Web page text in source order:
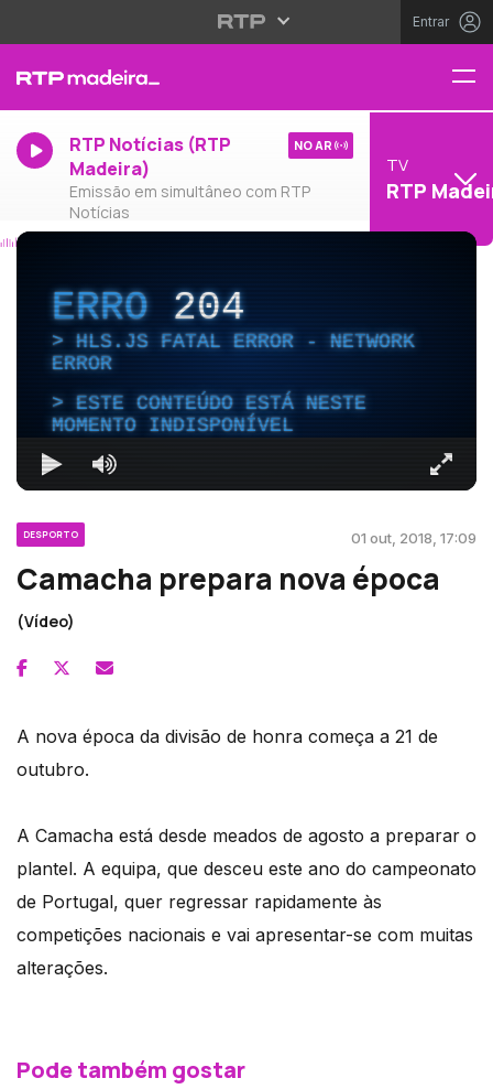
Entrar
RTP Notícias (RTP
Madeira)
Emissão em simultâneo com RTP
Notícias
NO AR
TV
RTP
ERRO204
HLS.JS FATAL ERROR - NETWORK
ERROR
ESTE CONTEÚDO ESTÁ NESTE
MOMENTO INDISPONÍVEL
DESPORTO 01 out, 2018, 17:09
Camacha prepara nova época
(Vídeo)
A nova época da divisão de honra começa a 21 de
outubro.
A Camacha está desde meados de agosto a preparar o
plantel. A equipa, que desceu este ano do campeonato
de Portugal, quer regressar rapidamente às
competições nacionais e vai apresentar-se com muitas
alterações.
Pode também gostar